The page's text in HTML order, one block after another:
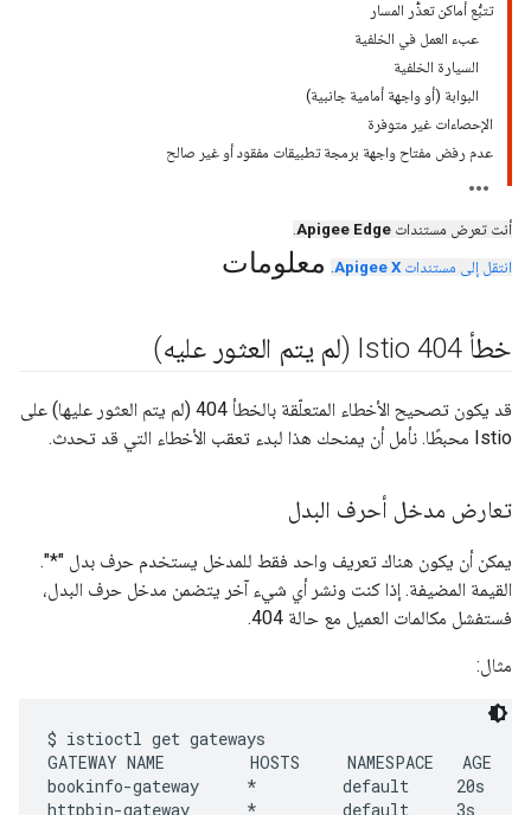
تتبُّع أماكن تعذُّر المسار
عبء العمل في الخلفية
السيارة الخلفية
البوابة (أو واجهة أمامية جانبية)
الإحصاءات غير متوفرة
عدم رفض مفتاح واجهة برمجة تطبيقات مفقود أو غير صالح
أنت تعرض مستندات Apigee Edge
.
انتقل إلى مستندات Apigee X
. معلومات
خطأ Istio 404 (لم يتم العثور عليه)
قد يكون تصحيح الأخطاء المتعلّقة بالخطأ 404 (لم يتم العثور عليها) على
Istio محبطًا. نأمل أن يمنحك هذا لبدء تعقب الأخطاء التي قد تحدث.
تعارض مدخل أحرف البدل
يمكن أن يكون هناك تعريف واحد فقط للمدخل يستخدم حرف بدل "*".
القيمة المضيفة. إذا كنت ونشر أي شيء آخر يتضمن مدخل حرف البدل،
فستفشل مكالمات العميل مع حالة 404.
مثال:
$ istioctl get gateways
GATEWAY NAME         HOSTS     NAMESPACE   AGE
bookinfo-gateway     *         default     20s
httpbin-gateway      *         default     3s